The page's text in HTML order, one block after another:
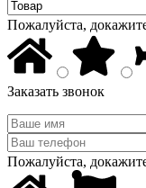
Пожалуйста,
Заказать звонок
Пожалуйста,